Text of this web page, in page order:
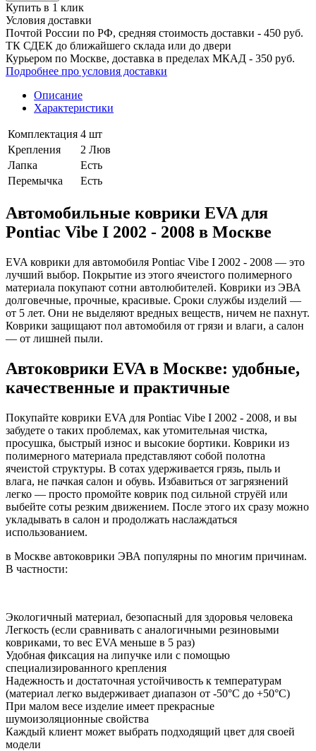
Купить в 1 клик
Условия доставки
Почтой России по РФ, средняя стоимость доставки - 450 руб.
ТК СДЕК до ближайшего склада или до двери
Курьером по Москве, доставка в пределах МКАД - 350 руб.
Подробнее про условия доставки
Описание
Характеристики
Комплектация 4 шт
Крепления
2 Люв
Лапка
Есть
Перемычка
Есть
Автомобильные коврики EVA для
Pontiac Vibe I 2002 - 2008 в Москве
EVA коврики для автомобиля Pontiac Vibe I 2002 - 2008 — это
лучший выбор. Покрытие из этого ячеистого полимерного
материала покупают сотни автолюбителей. Коврики из ЭВА
долговечные, прочные, красивые. Сроки службы изделий —
от 5 лет. Они не выделяют вредных веществ, ничем не пахнут.
Коврики защищают пол автомобиля от грязи и влаги, а салон
— от лишней пыли.
Автоковрики EVA в Москве: удобные,
качественные и практичные
Покупайте коврики EVA для Pontiac Vibe I 2002 - 2008, и вы
забудете о таких проблемах, как утомительная чистка,
просушка, быстрый износ и высокие бортики. Коврики из
полимерного материала представляют собой полотна
ячеистой структуры. В сотах удерживается грязь, пыль и
влага, не пачкая салон и обувь. Избавиться от загрязнений
легко — просто промойте коврик под сильной струёй или
выбейте соты резким движением. После этого их сразу можно
укладывать в салон и продолжать наслаждаться
использованием.
в Москве автоковрики ЭВА популярны по многим причинам.
В частности:
Экологичный материал, безопасный для здоровья человека
Легкость (если сравнивать с аналогичными резиновыми
ковриками, то вес EVA меньше в 5 раз)
Удобная фиксация на липучке или с помощью
специализированного крепления
Надежность и достаточная устойчивость к температурам
(материал легко выдерживает диапазон от -50°С до +50°С)
При малом весе изделие имеет прекрасные
шумоизоляционные свойства
Каждый клиент может выбрать подходящий цвет для своей
модели